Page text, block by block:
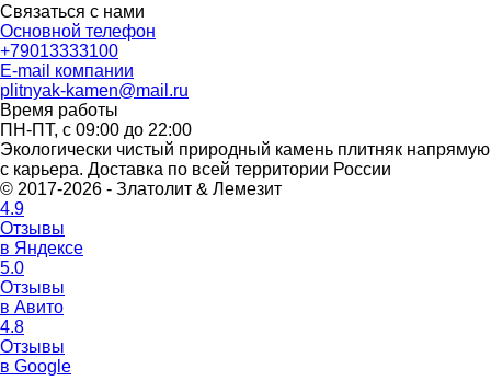
Связаться с нами
Основной телефон
+79013333100
E-mail компании
plitnyak-kamen@mail.ru
Время работы
ПН-ПТ, с 09:00 до 22:00
Экологически чистый природный камень плитняк напрямую
с карьера. Доставка по всей территории России
© 2017-2026 - Златолит & Лемезит
4.9
Отзывы
в Яндексе
5.0
Отзывы
в Авито
4.8
Отзывы
в Google